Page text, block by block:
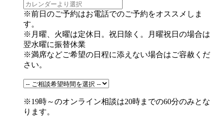
※前日のご予約はお電話でのご予約をオススメしま
す。
※月曜、火曜は定休日。祝日除く。月曜祝日の場合は
翌水曜に振替休業
※満席などご希望の日程に添えない場合はご容赦くだ
さい。
※19時～のオンライン相談は20時までの60分のみとな
ります。